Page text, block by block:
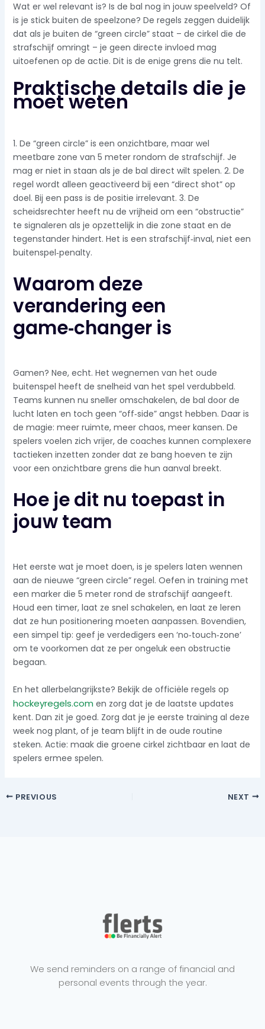
Wat er wel relevant is? Is de bal nog in jouw speelveld? Of
is je stick buiten de speelzone? De regels zeggen duidelijk
dat als je buiten de “green circle” staat – de cirkel die de
strafschijf omringt – je geen directe invloed mag
uitoefenen op de actie. Dit is de enige grens die nu telt.
Praktische details die je
moet weten
1. De “green circle” is een onzichtbare, maar wel
meetbare zone van 5 meter rondom de strafschijf. Je
mag er niet in staan als je de bal direct wilt spelen. 2. De
regel wordt alleen geactiveerd bij een “direct shot” op
doel. Bij een pass is de positie irrelevant. 3. De
scheidsrechter heeft nu de vrijheid om een “obstructie”
te signaleren als je opzettelijk in die zone staat en de
tegenstander hindert. Het is een strafschijf‑inval, niet een
buitenspel‑penalty.
Waarom deze
verandering een
game‑changer is
Gamen? Nee, echt. Het wegnemen van het oude
buitenspel heeft de snelheid van het spel verdubbeld.
Teams kunnen nu sneller omschakelen, de bal door de
lucht laten en toch geen “off‑side” angst hebben. Daar is
de magie: meer ruimte, meer chaos, meer kansen. De
spelers voelen zich vrijer, de coaches kunnen complexere
tactieken inzetten zonder dat ze bang hoeven te zijn
voor een onzichtbare grens die hun aanval breekt.
Hoe je dit nu toepast in
jouw team
Het eerste wat je moet doen, is je spelers laten wennen
aan de nieuwe “green circle” regel. Oefen in training met
een marker die 5 meter rond de strafschijf aangeeft.
Houd een timer, laat ze snel schakelen, en laat ze leren
dat ze hun positionering moeten aanpassen. Bovendien,
een simpel tip: geef je verdedigers een ‘no‑touch‑zone’
om te voorkomen dat ze per ongeluk een obstructie
begaan.
En het allerbelangrijkste? Bekijk de officiële regels op
hockeyregels.com en zorg dat je de laatste updates
kent. Dan zit je goed. Zorg dat je je eerste training al deze
week nog plant, of je team blijft in de oude routine
steken. Actie: maak die groene cirkel zichtbaar en laat de
spelers ermee spelen.
PREVIOUS NEXT
We send reminders on a range of financial and
personal events through the year.